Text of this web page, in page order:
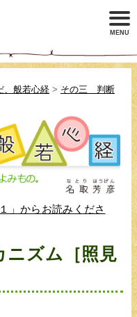
、般若心経 > その三 判断
１」からお読みくださ
ズム［照見